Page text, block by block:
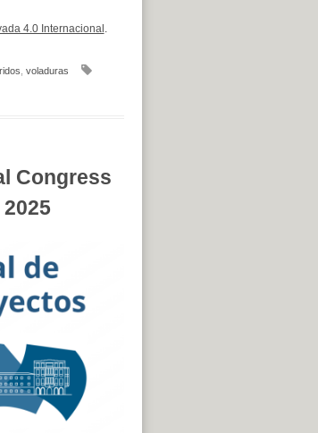
4.0 Internacional .
voladuras
Congress